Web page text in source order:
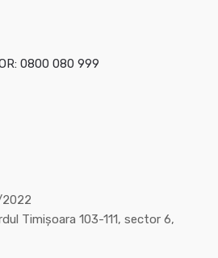
0800 080 999
Timișoara 103-111, sector 6,